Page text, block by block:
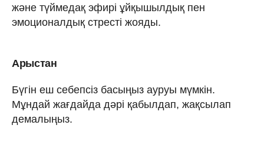
және түймедақ эфирі ұйқышылдық пен
эмоционалдық стресті жояды.
Арыстан
Бүгін еш себепсіз басыңыз ауруы мүмкін.
Мұндай жағдайда дәрі қабылдап, жақсылап
демалыңыз.